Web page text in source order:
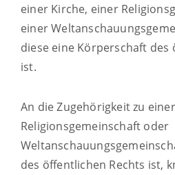
einer Kirche, einer
einer
diese eine Körperschaft des
ist.
An die Zugehörigkeit zu
Religionsgemeinschaft oder
des öffentlichen Rechts ist,